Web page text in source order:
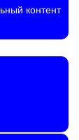
контент